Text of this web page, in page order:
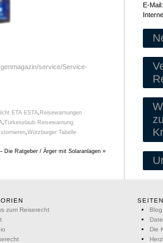
service/Service-
ETA ESTA Reisewarnungen
Türkeiurlaub Reisewarnung
Würzburger Tabelle
Die Ratgeber / Ärger mit Solaranlagen »
E-Mail:
zum Reiserecht
SEITEN
Blog
Die